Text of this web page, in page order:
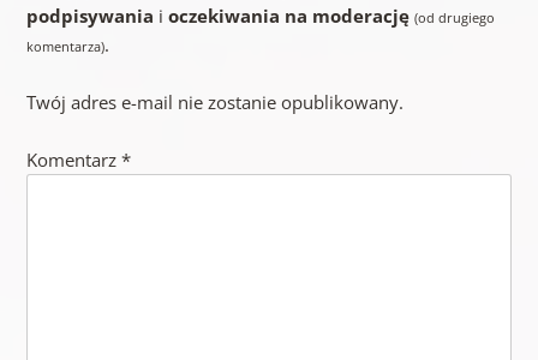
podpisywania i oczekiwania na moderację (od drugiego
komentarza).
Twój adres e-mail nie zostanie opublikowany.
Komentarz *